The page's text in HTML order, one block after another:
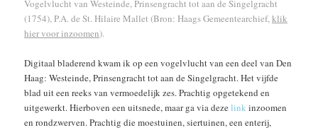
Vogelvlucht van Westeinde, Prinsengracht tot aan de Singelgracht
(1754), P.A. de St. Hilaire Mallet (Bron: Haags Gemeentearchief,klik
hier voor inzoomen).
Digitaal bladerend kwam ik op een vogelvlucht van een deel van Den
Haag: Westeinde, Prinsengracht tot aan de Singelgracht. Het vijfde
blad uit een reeks van vermoedelijk zes. Prachtig opgetekend en
uitgewerkt. Hierboven een uitsnede, maar ga via dezelink inzoomen
en rondzwerven. Prachtig die moestuinen, siertuinen, een enterij,